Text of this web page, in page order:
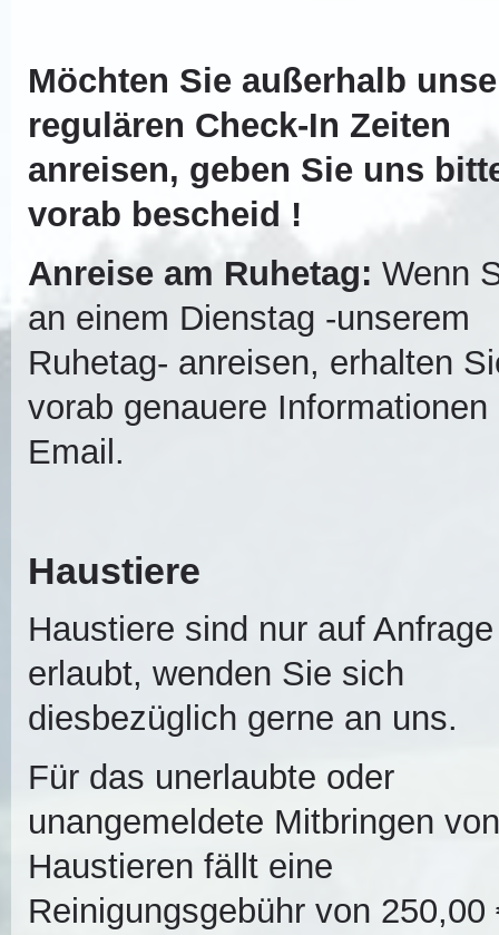
Möchten Sie außerhalb
regulären Check-In Zeiten
anreisen, geben Sie uns
vorab bescheid !
Anreise am Ruhetag: Wenn
an einem Dienstag -unserem
Ruhetag- anreisen, erhalten
vorab genauere Informationen
Email.
Haustiere
Haustiere sind nur auf Anfrage
erlaubt, wenden Sie sich
diesbezüglich gerne an uns.
Für das unerlaubte oder
unangemeldete Mitbringen von
Haustieren fällt eine
Reinigungsgebühr von 250,00